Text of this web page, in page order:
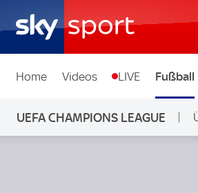
Home Videos LIVE Fußball
UEFA CHAMPIONS LEAGUE